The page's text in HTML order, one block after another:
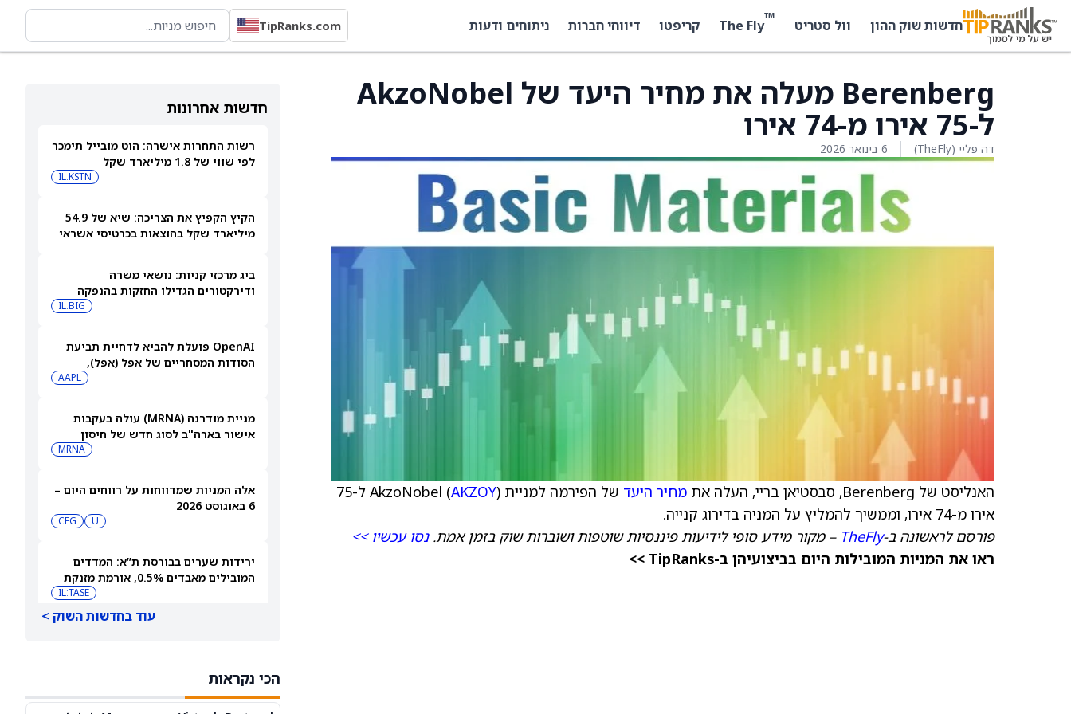
חדשות שוק ההון וול סטריט ™
The Fly קריפטו דיווחי חברות ניתוחים ודעות TipRanks.com
חדשות אחרונות
רשות התחרות אישרה: הוט מובייל תימכר
לפי שווי של 1.8 מיליארד שקל
IL:KSTN
הקיץ הקפיץ את הצריכה: שיא של 54.9
מיליארד שקל בהוצאות בכרטיסי אשראי
ביג מרכזי קניות: נושאי משרה
ודירקטורים הגדילו החזקות בהנפקה
IL:BIG
OpenAI פועלת להביא לדחיית תביעת
הסודות המסחריים של אפל (אפל),
שאותה כינתה "רשלנית, אגרסיבית AAPL
מניית מודרנה (MRNA) עולה בעקבות
אישור בארה"ב לסוג חדש של חיסון
MRNA
אלה המניות שמדווחות על רווחים היום –
6 באוגוסט 2026
U
CEG
ירידות שערים בבורסת ת”א: המדדים
המובילים מאבדים 0.5%, אורמת מזנקת
IL:TASE
אאורה השקעות זכתה בפרויקט
עוד בחדשות השוק >
הכי נקראות
Berenberg מעלה את מחיר היעד של AkzoNobel
ל-75 אירו מ-74 אירו
דה פליי (TheFly) 6 בינואר 2026
האנליסט של Berenberg, סבסטיאן בריי, העלה את מחיר היעד של הפירמה למניית AkzoNobel ( AKZOY
) ל-75
אירו מ-74 אירו, וממשיך להמליץ על המניה בדירוג קנייה.
פורסם לראשונה ב-TheFly – מקור מידע סופי לידיעות פיננסיות שוטפות ושוברות שוק בזמן אמת.נסו עכשיו >>
ראו את המניות המובילות היום בביצועיהן ב-TipRanks >>